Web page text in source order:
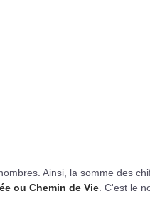
Ainsi, la somme des
ou Chemin de Vie . C'est le